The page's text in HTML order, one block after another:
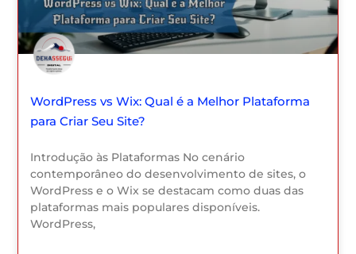
WordPress vs Wix: Qual é a Melhor Plataforma
para Criar Seu Site?
Introdução às Plataformas No cenário
contemporâneo do desenvolvimento de sites, o
WordPress e o Wix se destacam como duas das
plataformas mais populares disponíveis.
WordPress,